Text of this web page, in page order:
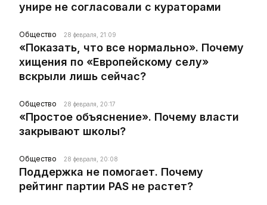
унире не согласовали с кураторами
Общество 28 февраля, 21:09
«Показать, что все нормально». Почему
хищения по «Европейскому селу»
вскрыли лишь сейчас?
Общество 28 февраля, 20:17
«Простое объяснение». Почему власти
закрывают школы?
Общество 28 февраля, 20:08
Поддержка не помогает. Почему
рейтинг партии PAS не растет?